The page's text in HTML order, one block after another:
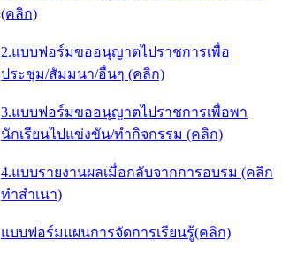
(คลิก)
2.แบบฟอร์มขออนุญาตไปราชการเพื่อ
ประชุม/สัมมนา/อื่นๆ (คลิก)
3.แบบฟอร์มขออนุญาตไปราชการเพื่อพา
นักเรียนไปแข่งขัน/ทำกิจกรรม (คลิก)
4.แบบรายงานผลเมื่อกลับจากการอบรม (คลิก
ทำสำเนา)
แบบฟอร์มแผนการจัดการเรียนรู้(คลิก)